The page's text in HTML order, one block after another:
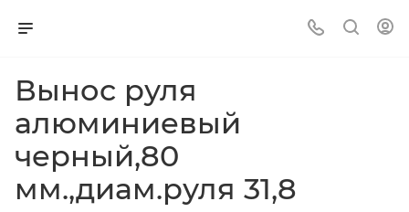
Вынос руля
алюминиевый
черный,80
мм.,диам.руля 31,8